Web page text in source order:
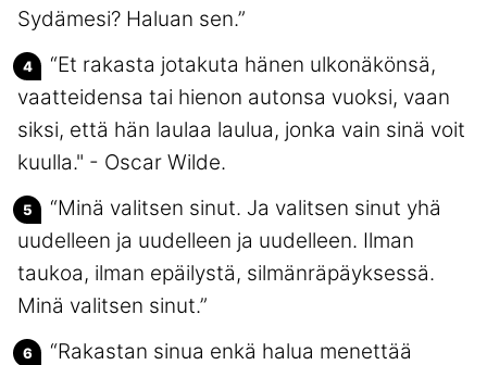
Sydämesi? Haluan sen.”
“Et rakasta jotakuta hänen ulkonäkönsä,
vaatteidensa tai hienon autonsa vuoksi, vaan
siksi, että hän laulaa laulua, jonka vain sinä voit
kuulla." - Oscar Wilde.
“Minä valitsen sinut. Ja valitsen sinut yhä
uudelleen ja uudelleen ja uudelleen. Ilman
taukoa, ilman epäilystä, silmänräpäyksessä.
Minä valitsen sinut.”
“Rakastan sinua enkä halua menettää